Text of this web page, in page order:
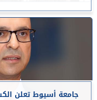
جامعة أسيوط تعلن